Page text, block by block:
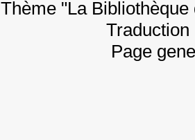
Thème "La
Page